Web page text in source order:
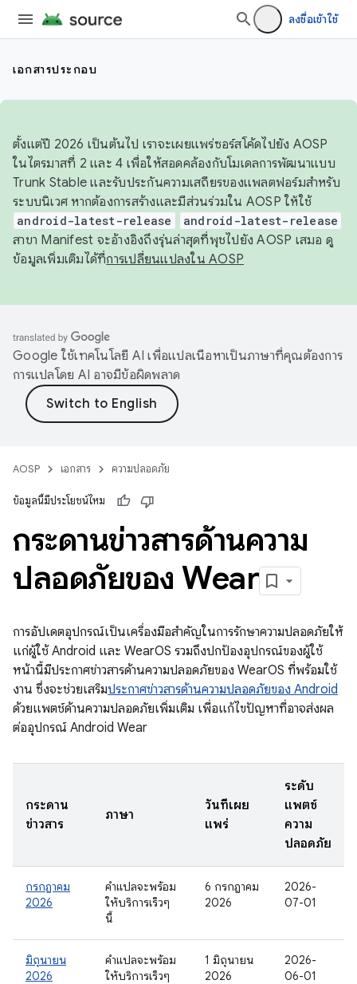
ลงชื่อเข้าใช้
เอกสารประกอบ
ตั้งแต่ปี 2026 เป็นต้นไป เราจะเผยแพร่ซอร์สโค้ดไปยัง AOSP
ในไตรมาสที่ 2 และ 4 เพื่อให้สอดคล้องกับโมเดลการพัฒนาแบบ
Trunk Stable และรับประกันความเสถียรของแพลตฟอร์มสำหรับ
ระบบนิเวศ หากต้องการสร้างและมีส่วนร่วมใน AOSP ให้ใช้
android-latest-release android-latest-release
สาขา Manifest จะอ้างอิงถึงรุ่นล่าสุดที่พุชไปยัง AOSP เสมอ ดู
ข้อมูลเพิ่มเติมได้ที่การเปลี่ยนแปลงใน AOSP
Google ใช้เทคโนโลยี AI เพื่อแปลเนื้อหาเป็นภาษาที่คุณต้องการ
การแปลโดย AI อาจมีข้อผิดพลาด
AOSP เอกสาร ความปลอดภัย
ข้อมูลนี้มีประโยชน์ไหม
กระดานข่าวสารด้านความ
ปลอดภัยของ Wear
การอัปเดตอุปกรณ์เป็นเครื่องมือสำคัญในการรักษาความปลอดภัยให้
แก่ผู้ใช้ Android และ WearOS รวมถึงปกป้องอุปกรณ์ของผู้ใช้
หน้านี้มีประกาศข่าวสารด้านความปลอดภัยของ WearOS ที่พร้อมใช้
งาน ซึ่งจะช่วยเสริมประกาศข่าวสารด้านความปลอดภัยของ Android
ด้วยแพตช์ด้านความปลอดภัยเพิ่มเติม เพื่อแก้ไขปัญหาที่อาจส่งผล
ต่ออุปกรณ์ Android Wear
กระดาน
ข่าวสาร
ภาษา
วันที่เผย
แพร่
ระดับ
แพตช์
ความ
ปลอดภัย
กรกฎาคม
2026
คำแปลจะพร้อม
ให้บริการเร็วๆ
นี้
6 กรกฎาคม
2026
2026-
07-01
มิถุนายน
2026
คำแปลจะพร้อม
ให้บริการเร็วๆ
1 มิถุนายน
2026
2026-
06-01